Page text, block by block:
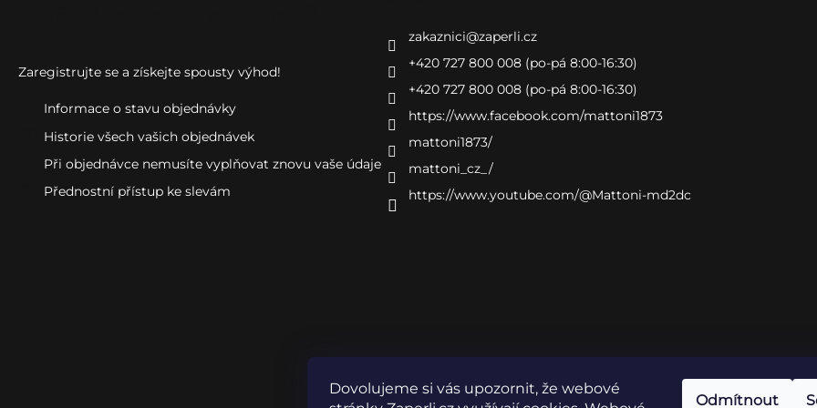
Dovolujeme si vás upozornit, že webové
Odmítnout
Zaregistrujte se a získejte spousty výhod!
Informace o stavu objednávky
Historie všech vašich objednávek
Při objednávce nemusíte vyplňovat znovu vaše údaje
Přednostní přístup ke slevám
zakaznici@zaperli.cz
+420 727 800 008 (po-pá 8:00-16:30)
+420 727 800 008 (po-pá 8:00-16:30)
https://www.facebook.com/mattoni1873
mattoni1873/
mattoni_cz_/
https://www.youtube.com/@Mattoni-md2dc